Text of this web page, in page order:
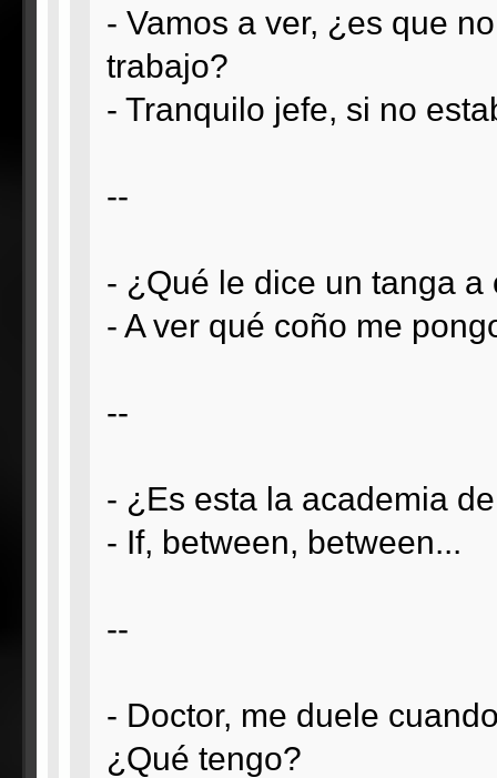
- Vamos a ver, ¿es que
trabajo?
- Tranquilo jefe, si no
--
- ¿Qué le dice un tanga a
- A ver qué coño me
--
- ¿Es esta la academia
- If, between, between...
--
- Doctor, me duele
¿Qué tengo?